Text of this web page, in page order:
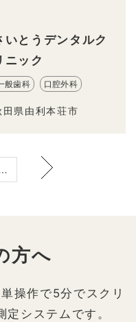
いとうデンタルク
ニック
般歯科 口腔外科
田県由利本荘市
方へ
操作で5分でスクリ
システムです。